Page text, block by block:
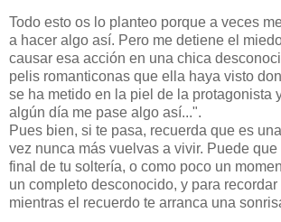
Todo esto os lo planteo porque a veces
a hacer algo así. Pero me detiene el
causar esa acción en una chica
pelis romanticonas que ella haya visto
se ha metido en la piel de la protagonista
algún día me pase algo así...".
Pues bien, si te pasa, recuerda que es
vez nunca más vuelvas a vivir. Puede que
final de tu soltería, o como poco un
un completo desconocido, y para recordar
mientras el recuerdo te arranca una